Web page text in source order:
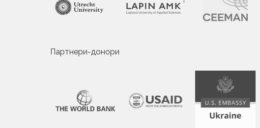
Партнери-донори